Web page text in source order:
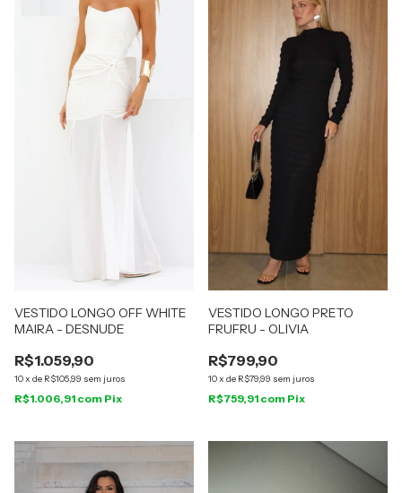
VESTIDO LONGO OFF WHITE
MAIRA - DESNUDE
R$1.059,90
10x de R$105,99 sem juros
R$1.006,91 com Pix
VESTIDO LONGO PRETO
FRUFRU - OLIVIA
R$799,90
10x de R$79,99 sem juros
R$759,91 com Pix